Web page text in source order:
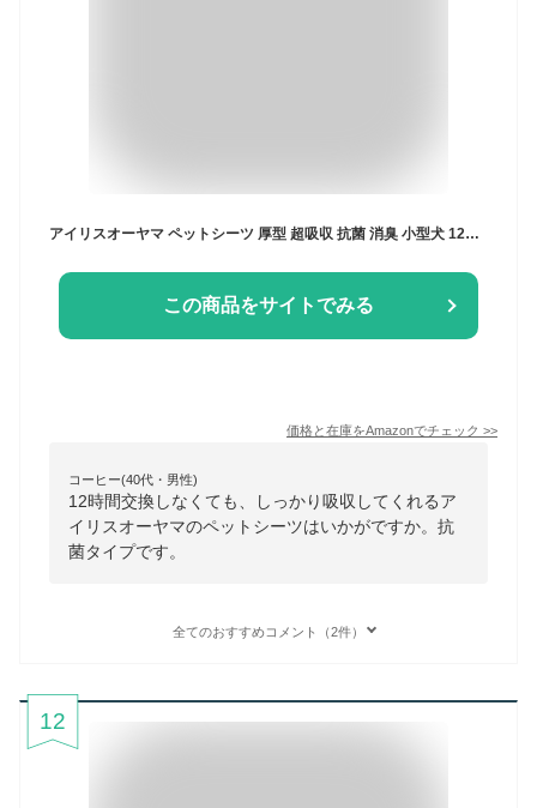
アイリスオーヤマ ペットシーツ 厚型 超吸収 抗菌 消臭 小型犬 12時間交換不要 レギュラー 88枚入
この商品をサイトでみる
価格と在庫をAmazonでチェック >>
コーヒー(40代・男性)
12時間交換しなくても、しっかり吸収してくれるア
イリスオーヤマのペットシーツはいかがですか。抗
菌タイプです。
全てのおすすめコメント（2件）
12